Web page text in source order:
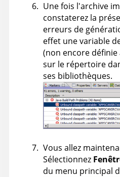
Une fois l'archive
constaterez la
erreurs de
effet une variable
(non encore
sur le répertoire
ses bibliothèques.
Vous allez
Sélectionnez
du menu principal